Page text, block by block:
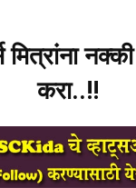
मित्रांना नक्की
करा..!!